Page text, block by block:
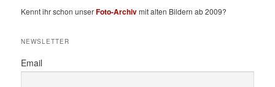
Kennt ihr schon unserFoto-Archivmit alten Bildern ab 2009?
NEWSLETTER
Email